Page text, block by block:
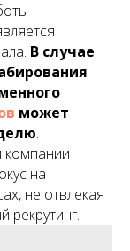
В случае
может
.
компании
на
не отвлекая
рекрутинг.